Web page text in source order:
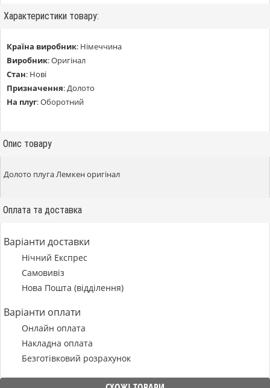
Характеристики товару:
Країна виробник: Німеччина
Виробник:Оригінал
Стан: Нові
Призначення:Долото
На плуг:Оборотний
Опис товару
Долото плуга Лемкен оригінал
Оплата та доставка
Варіанти доставки
Нічний Експрес
Самовивіз
Нова Пошта (відділення)
Варіанти оплати
Онлайн оплата
Накладна оплата
Безготівковий розрахунок